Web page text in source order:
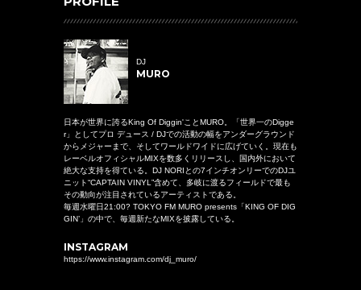
DJ
MURO
日本が世界に誇るKing Of Diggin'ことMURO。「世界一のDigge
r」としてプロ デュース / DJでの活動の幅をアンダーグラウンド
からメジャーまで、そしてワールドワイドに広げていく。現在も
レーベルオフィシャルMIXを数多くリリースし、国内外において
絶大な支持を得ている。DJ NORIとの7インチオンリーでのDJユ
ニット“CAPTAIN VINYL”含めて、多岐に渡るフィールドで最も
その動向が注目されているアーティストである。
毎週水曜日21:00? TOKYO FM MURO presents「KING OF DIG
GIN’」の中で、毎週新たなMIXを披露している。
INSTAGRAM
https://www.instagram.com/dj_muro/